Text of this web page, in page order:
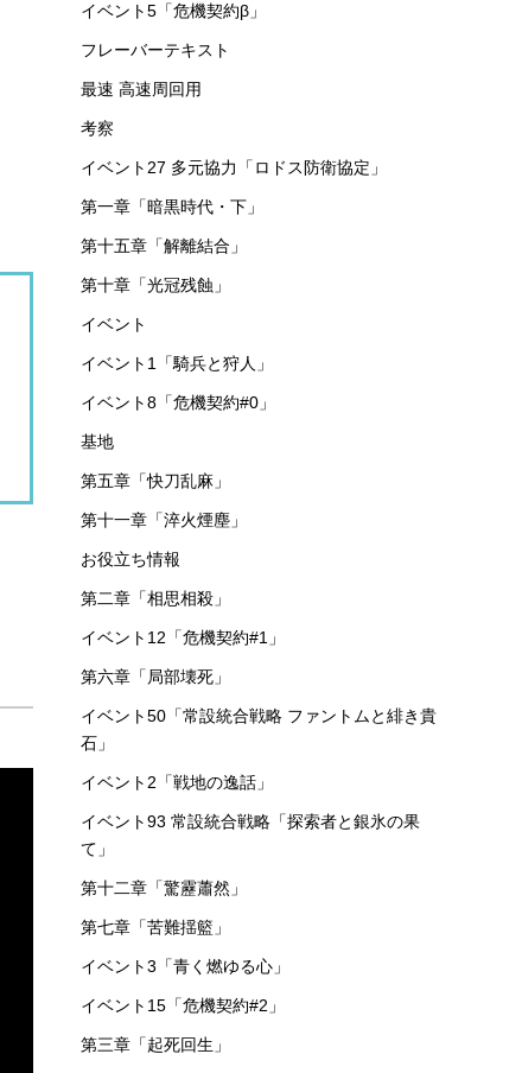
イベント5「危機契約β」
フレーバーテキスト
最速 高速周回用
考察
イベント27 多元協力「ロドス防衛協定」
第一章「暗黒時代・下」
第十五章「解離結合」
第十章「光冠残蝕」
イベント
イベント1「騎兵と狩人」
イベント8「危機契約#0」
基地
第五章「快刀乱麻」
第十一章「淬火煙塵」
お役立ち情報
第二章「相思相殺」
イベント12「危機契約#1」
第六章「局部壊死」
イベント50「常設統合戦略 ファントムと緋き貴
石」
イベント2「戦地の逸話」
イベント93 常設統合戦略「探索者と銀氷の果
て」
第十二章「驚靂蕭然」
第七章「苦難揺籃」
イベント3「青く燃ゆる心」
イベント15「危機契約#2」
第三章「起死回生」